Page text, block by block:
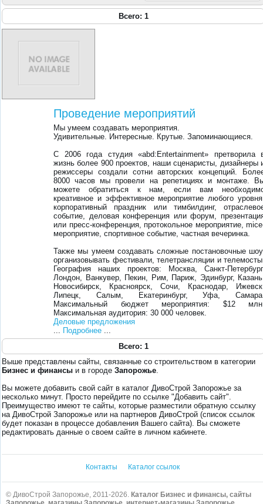
Всего: 1
Проведение мероприятий
Мы умеем создавать мероприятия.
Удивительные. Интересные. Крутые. Запоминающиеся.
С 2006 года студия «abd:Entertainment» претворила
жизнь более 900 проектов, наши сценаристы, дизайнеры
режиссеры создали сотни авторских концепций.
8000 часов мы провели на репетициях и монтаже.
можете обратиться к нам, если вам
креативное и эффективное мероприятие любого
корпоративный праздник или тимбилдинг,
событие, деловая конференция или форум,
или пресс-конференция, протокольное мероприятие,
мероприятие, спортивное событие, частная вечеринка.
Также мы умеем создавать сложные постановочные
организовывать фестивали, телетрансляции и
География наших проектов: Москва, Санкт-
Лондон, Ванкувер, Пекин, Рим, Париж, Эдинбург,
Новосибирск, Красноярск, Сочи, Краснодар,
Липецк, Салым, Екатеринбург, Уфа,
Максимальный бюджет мероприятия: $12
Максимальная аудитория: 30 000 человек.
Деловые предложения
Подробнее
Всего: 1
Выше представлены сайты, связанные со строительством в категории
Бизнес и финансы и в городе Запорожье
Вы можете добавить свой сайт в каталог ДивоСтрой Запорожье за
несколько минут. Просто перейдите по ссылке "Добавить сайт".
Преимущество имеют те сайты, которые разместили обратную ссылку
на ДивоСтрой Запорожье или на партнеров ДивоСтрой (список ссылок
будет показан в процессе добавления Вашего сайта). Вы сможете
редактировать данные о своем сайте в личном кабинете.
Контакты Каталог ссылок
© ДивоСтрой Запорожье, 2011-2026. Каталог Бизнес и финансы, сайты